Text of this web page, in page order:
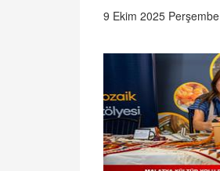
9 Ekim 2025 Perşembe